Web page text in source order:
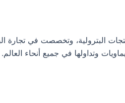
نقل المنتجات البترولية، وتخصصت
وتداولها في جميع أنحاء العالم.